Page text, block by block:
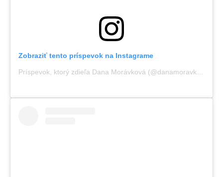
Zobraziť tento príspevok na Instagrame
Príspevok, ktorý zdieľa Dana Morávková (@danamoravkovaofficial)